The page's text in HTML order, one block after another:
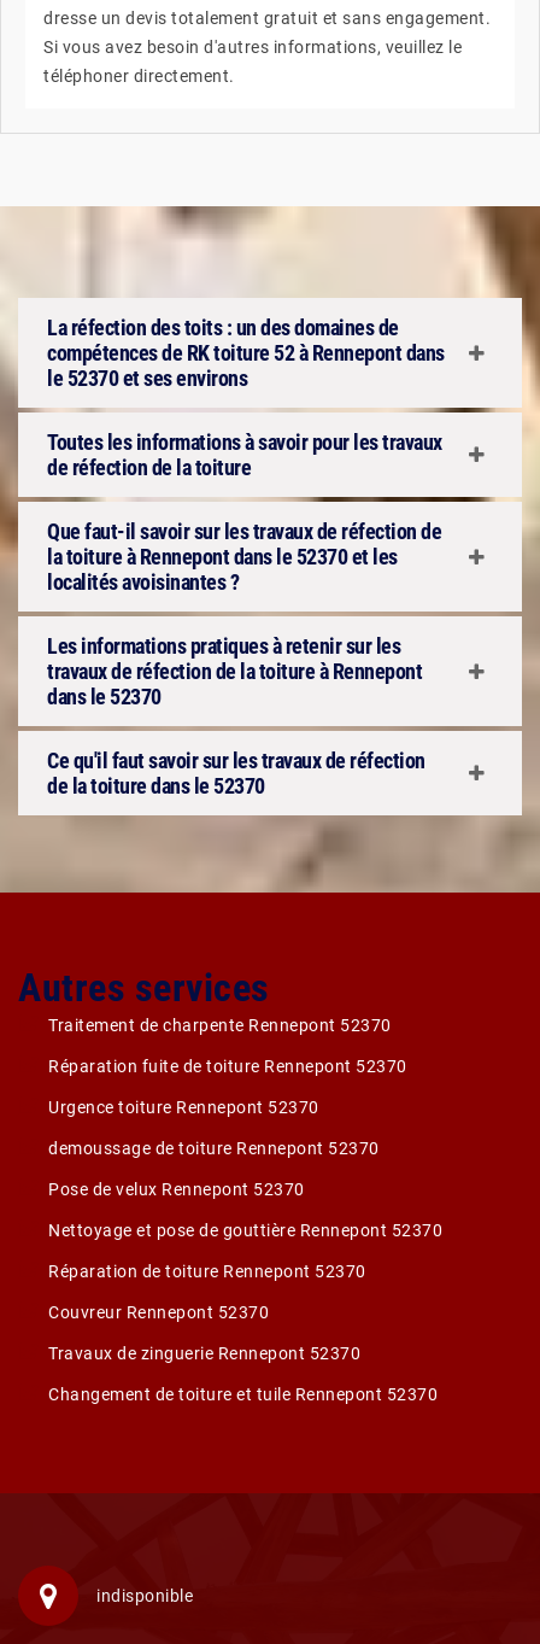
dresse un devis totalement gratuit et sans engagement.
Si vous avez besoin d'autres informations, veuillez le
téléphoner directement.
La réfection des toits : un des domaines de
compétences de RK toiture 52 à Rennepont dans
le 52370 et ses environs
Toutes les informations à savoir pour les travaux
de réfection de la toiture
Que faut-il savoir sur les travaux de réfection de
la toiture à Rennepont dans le 52370 et les
localités avoisinantes ?
Les informations pratiques à retenir sur les
travaux de réfection de la toiture à Rennepont
dans le 52370
Ce qu'il faut savoir sur les travaux de réfection
de la toiture dans le 52370
Autres services
Traitement de charpente Rennepont 52370
Réparation fuite de toiture Rennepont 52370
Urgence toiture Rennepont 52370
demoussage de toiture Rennepont 52370
Pose de velux Rennepont 52370
Nettoyage et pose de gouttière Rennepont 52370
Réparation de toiture Rennepont 52370
Couvreur Rennepont 52370
Travaux de zinguerie Rennepont 52370
Changement de toiture et tuile Rennepont 52370
indisponible